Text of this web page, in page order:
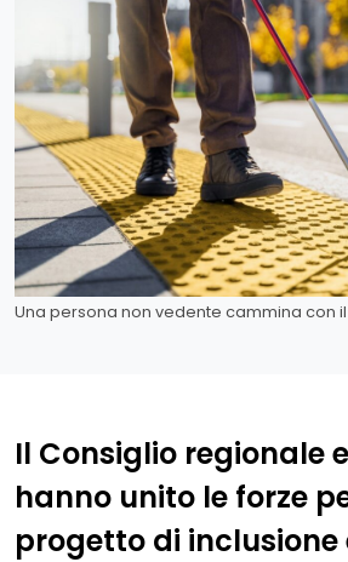
Una persona non vedente cammina con
Il Consiglio regionale e
hanno unito le forze
progetto di inclusione